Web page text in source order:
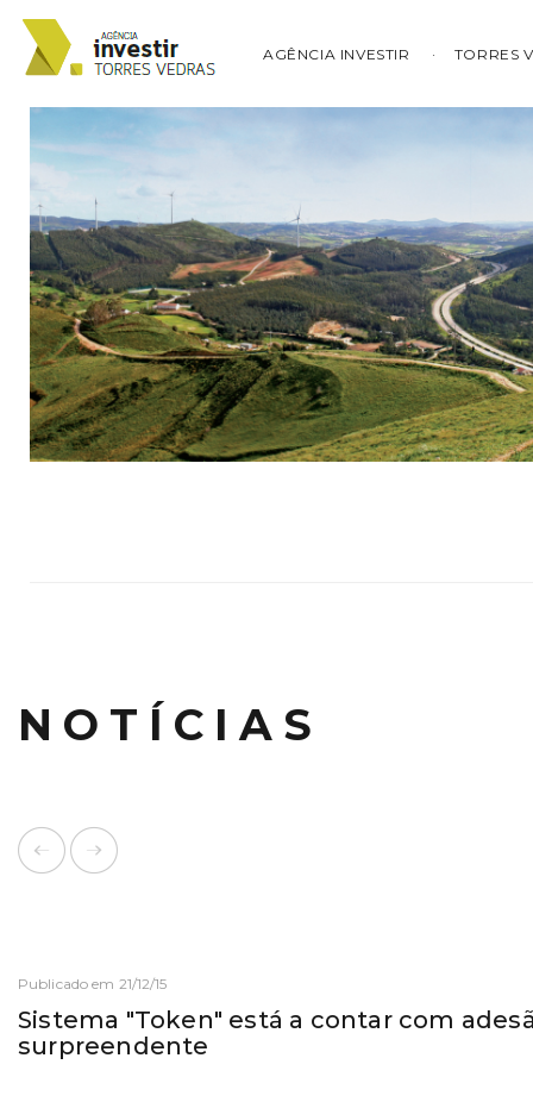
AGÊNCIA INVESTIR TORRES
NOTÍCIAS
Publicado em 21/12/15
Sistema "Token" está a contar com
surpreendente